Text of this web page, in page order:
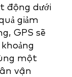
động dưới
giảm
GPS sẽ
một
vận